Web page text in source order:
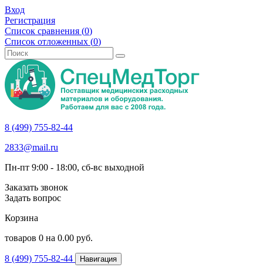
Вход
Регистрация
Список сравнения (0)
Список отложенных (0)
8 (499) 755-82-44
2833@mail.ru
Пн-пт 9:00 - 18:00, сб-вс выходной
Заказать звонок
Задать вопрос
Корзина
товаров 0 на 0.00 руб.
8 (499) 755-82-44 Навигация